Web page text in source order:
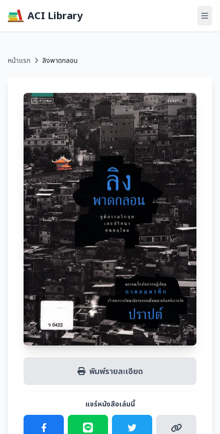
ACI Library
หน้าแรก ลิงพาดกลอน
พิมพ์รายละเอียด
แชร์หนังสือเล่มนี้